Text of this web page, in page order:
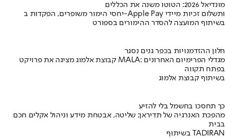
מונדיאל 2026: הטוטו משנה את הכללים
יחסי הימור משופרים, הפקדות ב-Apple Pay ותשלום זכיות מיידי
בשיתוף המועצה להסדר ההימורים בספורט
חלון ההזדמנויות בכפר גנים נסגר
קבוצת אלמוג מציגה את פרויקט MALA: מגדלי הפרימיום האחרונים
בפתח תקווה
בשיתוף קבוצת אלמוג
כך תחסכו בחשמל בלי להזיע
מהפכת האנרגיה של תדיראן: שליטה, אבטחת מידע וניהול אקלים חכם
בבית
בשיתוף TADIRAN